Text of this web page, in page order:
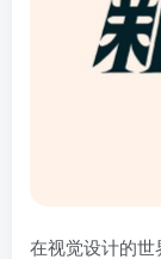
在视觉设计的世